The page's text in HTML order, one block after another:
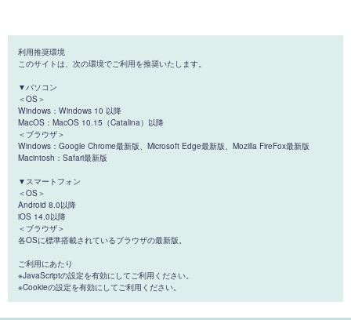
利用推奨環境
このサイトは、次の環境でご利用を推奨いたします。
▼パソコン
＜OS＞
Windows：Windows 10 以降
MacOS：MacOS 10.15（Catalina）以降
＜ブラウザ＞
Windows：Google Chrome最新版、Microsoft Edge最新版、Mozilla FireFox最新版
Macintosh：Safari最新版
▼スマートフォン
＜OS＞
Android 8.0以降
iOS 14.0以降
＜ブラウザ＞
各OSに標準搭載されているブラウザの最新版。
ご利用にあたり
※JavaScriptの設定を有効にしてご利用ください。
※Cookieの設定を有効にしてご利用ください。